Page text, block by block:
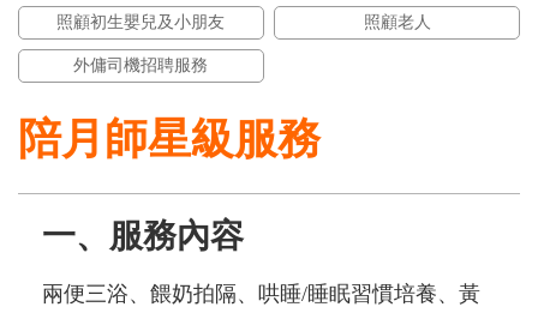
照顧初生嬰兒及小朋友 照顧老人
外傭司機招聘服務
陪月師星級服務
一、服務內容
兩便三浴、餵奶拍隔、哄睡/睡眠習慣培養、黃